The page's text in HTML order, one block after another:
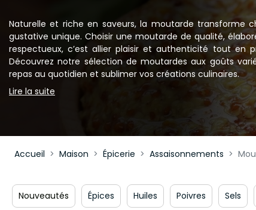
Naturelle et riche en saveurs, la moutarde transforme
gustative unique. Choisir une moutarde de qualité,
respectueux, c’est allier plaisir et authenticité tout en
Découvrez notre sélection de moutardes aux goûts
repas au quotidien et sublimer vos créations culinaires.
Lire la suite
Accueil Maison Épicerie Assaisonnements
Nouveautés Épices Huiles Poivres Sels